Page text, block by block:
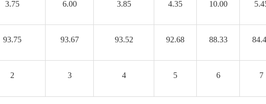
3.75 6.00 3.85 4.35 10.00
93.75 93.67 93.52 92.68 88.33
2 3 4 5 6 7